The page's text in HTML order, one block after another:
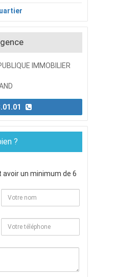
IMMOBILIER
?
un minimum de 6